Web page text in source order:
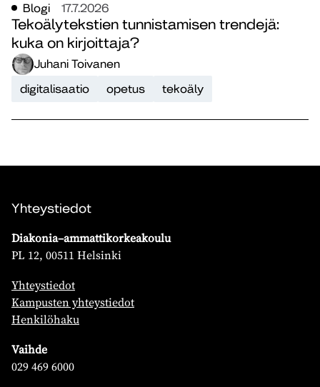
Blogi 17.7.2026
Tekoälytekstien tunnistamisen trendejä:
kuka on kirjoittaja?
Juhani Toivanen
digitalisaatio
opetus tekoäly
Yhteystiedot
Diakonia–ammattikorkeakoulu
PL 12, 00511 Helsinki
Yhteystiedot
Kampusten yhteystiedot
Henkilöhaku
Vaihde
029 469 6000